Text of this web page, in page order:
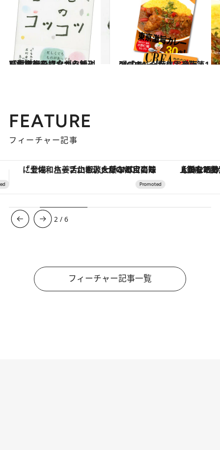
2014.7.30
石村由起子さんが心地よい生活術を紹介する新刊『暮らしのコツコツ』
カルチャー 2012.9.14
『CREA eats』電子版第1弾「カレー特集」発売！
カルチャー
FEATURE
フィーチャー記事
【銀座で出合う最旬美容】美髪ケアや上質な眠り…セルフケアのアップデートから、特別な名入れギフトまで。大人のための「ReFa GINZA」クルーズ ヴァシュロン・コンスタンタ
3 /6
フィーチャー記事一覧